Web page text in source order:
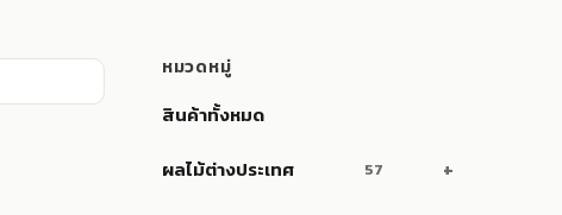
หมวดหมู่
สินค้าทั้งหมด
ผลไม้ต่างประเทศ
57
แสดง